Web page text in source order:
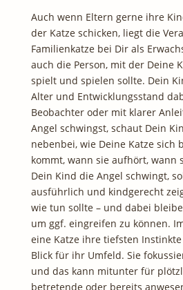
Auch wenn Eltern gerne ihre
der Katze schicken, liegt die
Familienkatze bei Dir als
auch die Person, mit der Deine
spielt und spielen sollte. Dein
Alter und Entwicklungsstand
Beobachter oder mit klarer
Angel schwingst, schaut Dein
nebenbei, wie Deine Katze sich
kommt, wann sie aufhört, wann
Dein Kind die Angel schwingt,
ausführlich und kindgerecht
wie tun sollte – und dabei
um ggf. eingreifen zu können.
eine Katze ihre tiefsten
Blick für ihr Umfeld. Sie
und das kann mitunter für
betretende oder bereits